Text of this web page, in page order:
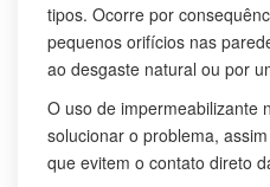
tipos. Ocorre por
pequenos orifícios nas
ao desgaste natural ou por
O uso de impermeabilizante
solucionar o problema,
que evitem o contato direto